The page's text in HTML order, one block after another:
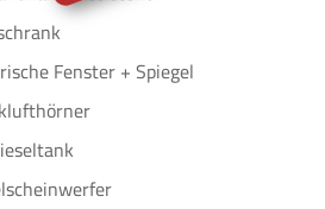
Fenster + Spiegel